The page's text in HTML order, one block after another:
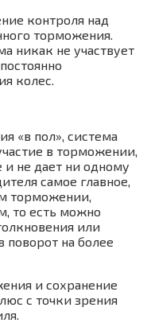
контроля над
торможения.
никак не участвует
колес.
«в пол», система
в торможении,
не дает ни одному
самое главное,
торможении,
то есть можно
или
поворот на более
и сохранение
с точки зрения